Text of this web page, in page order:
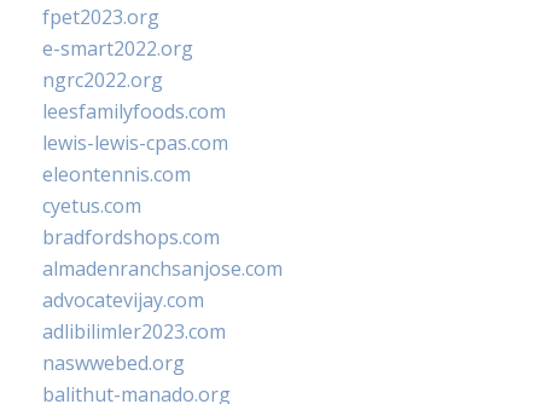
fpet2023.org
e-smart2022.org
ngrc2022.org
leesfamilyfoods.com
lewis-lewis-cpas.com
eleontennis.com
cyetus.com
bradfordshops.com
almadenranchsanjose.com
advocatevijay.com
adlibilimler2023.com
naswwebed.org
balithut-manado.org